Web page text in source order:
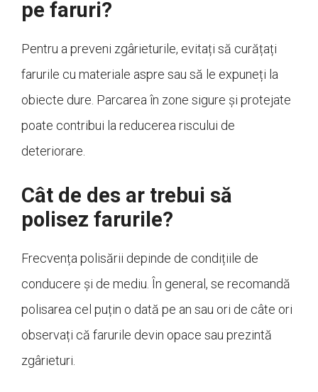
pe faruri?
Pentru a preveni zgârieturile, evitați să curățați
farurile cu materiale aspre sau să le expuneți la
obiecte dure. Parcarea în zone sigure și protejate
poate contribui la reducerea riscului de
deteriorare.
Cât de des ar trebui să
polisez farurile?
Frecvența polisării depinde de condițiile de
conducere și de mediu. În general, se recomandă
polisarea cel puțin o dată pe an sau ori de câte ori
observați că farurile devin opace sau prezintă
zgârieturi.